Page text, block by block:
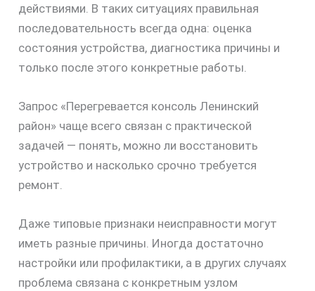
действиями. В таких ситуациях правильная
последовательность всегда одна: оценка
состояния устройства, диагностика причины и
только после этого конкретные работы.
Запрос «Перегревается консоль Ленинский
район» чаще всего связан с практической
задачей — понять, можно ли восстановить
устройство и насколько срочно требуется
ремонт.
Даже типовые признаки неисправности могут
иметь разные причины. Иногда достаточно
настройки или профилактики, а в других случаях
проблема связана с конкретным узлом